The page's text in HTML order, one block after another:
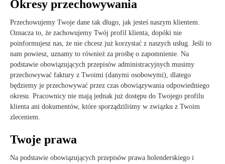
Okresy przechowywania
Przechowujemy Twoje dane tak długo, jak jesteś naszym klientem.
Oznacza to, że zachowujemy Twój profil klienta, dopóki nie
poinformujesz nas, że nie chcesz już korzystać z naszych usług. Jeśli to
nam powiesz, uznamy to również za prośbę o zapomnienie. Na
podstawie obowiązujących przepisów administracyjnych musimy
przechowywać faktury z Twoimi (danymi osobowymi), dlatego
będziemy je przechowywać przez czas obowiązywania odpowiedniego
okresu. Pracownicy nie mają jednak już dostępu do Twojego profilu
klienta ani dokumentów, które sporządziliśmy w związku z Twoim
zleceniem.
Twoje prawa
Na podstawie obowiązujących przepisów prawa holenderskiego i